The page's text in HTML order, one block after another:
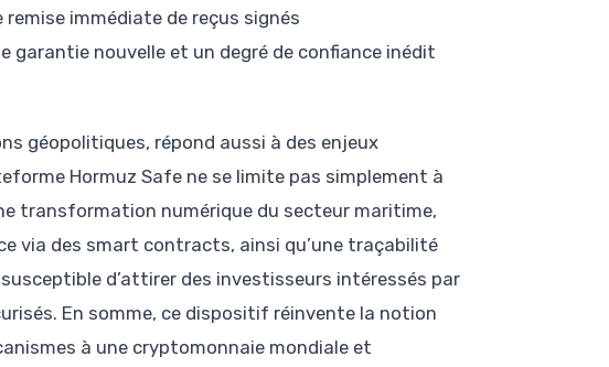
immédiate de reçus signés
garantie nouvelle et un degré de confiance inédit
géopolitiques, répond aussi à des enjeux
Hormuz Safe ne se limite pas simplement à
transformation numérique du secteur maritime,
via des smart contracts, ainsi qu’une traçabilité
d’attirer des investisseurs intéressés par
En somme, ce dispositif réinvente la notion
à une cryptomonnaie mondiale et